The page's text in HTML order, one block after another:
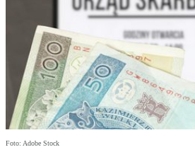
Foto: Adobe Stock